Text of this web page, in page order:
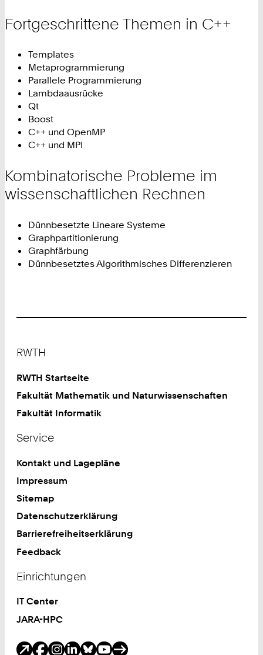
Fortgeschrittene Themen in C++
Templates
Metaprogrammierung
Parallele Programmierung
Lambdaausrücke
Qt
Boost
C++ und OpenMP
C++ und MPI
Kombinatorische Probleme im
wissenschaftlichen Rechnen
Dünnbesetzte Lineare Systeme
Graphpartitionierung
Graphfärbung
Dünnbesetztes Algorithmisches Differenzieren
RWTH
RWTH Startseite
Fakultät Mathematik und Naturwissenschaften
Fakultät Informatik
Service
Kontakt und Lagepläne
Impressum
Sitemap
Datenschutzerklärung
Barrierefreiheitserklärung
Feedback
Einrichtungen
IT Center
JARA-HPC
Soziale Medien